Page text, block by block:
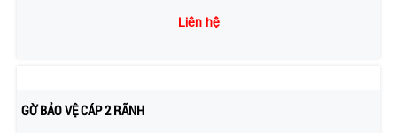
Liên hệ
GỜ BẢO VỆ CÁP 2 RÃNH